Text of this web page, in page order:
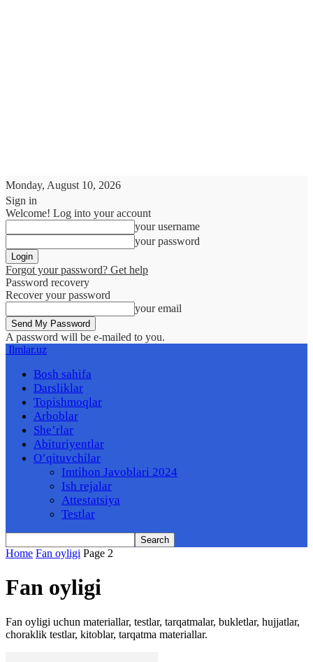
Monday, August 10, 2026
Sign in
Welcome! Log into your account
your username
your password
Forgot your password? Get help
Password recovery
Recover your password
your email
A password will be e-mailed to you.
Ilmlar.uz
Bosh sahifa
Darsliklar
Topishmoqlar
Arboblar
She’rlar
Abituriyentlar
O’qituvchilar
Imtihon Javoblari 2024
Ish rejalar
Attestatsiya
Testlar
Home Fan oyligi Page 2
Fan oyligi
Fan oyligi uchun materiallar, testlar, tarqatmalar, bukletlar, hujjatlar,
choraklik testlar, kitoblar, tarqatma materiallar.